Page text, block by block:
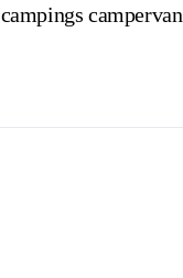
Caravane / camper trailer / sites / campings campervan